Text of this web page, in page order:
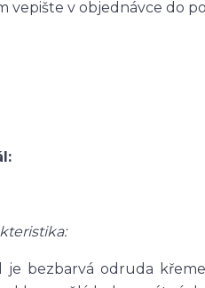
vepište v objednávce do
je bezbarvá odruda